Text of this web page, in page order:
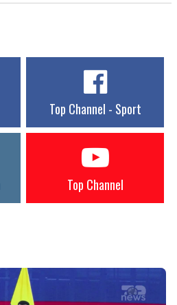
Top Channel - Sport
Top Channel